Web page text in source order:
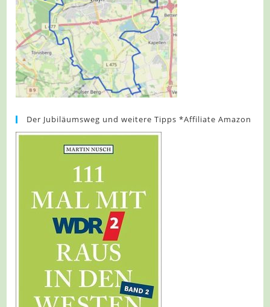
Der Jubiläumsweg und weitere Tipps *Affiliate Amazon